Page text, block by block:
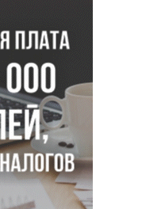
вывезли из музея
Туркова сыграла мать